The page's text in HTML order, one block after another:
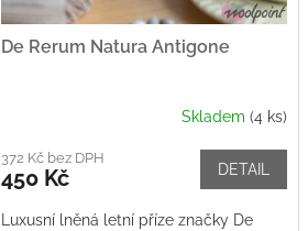
ů
De Rerum Natura Antigone
Skladem (4 ks)
372 Kč bez DPH
450 Kč DETAIL
Luxusní lněná letní příze značky De